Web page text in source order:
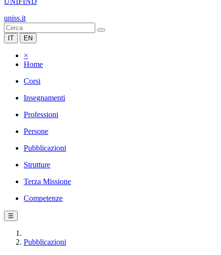
uniss.it
IT EN
×
Home
Corsi
Insegnamenti
Professioni
Persone
Pubblicazioni
Strutture
Terza Missione
Competenze
☰
Pubblicazioni